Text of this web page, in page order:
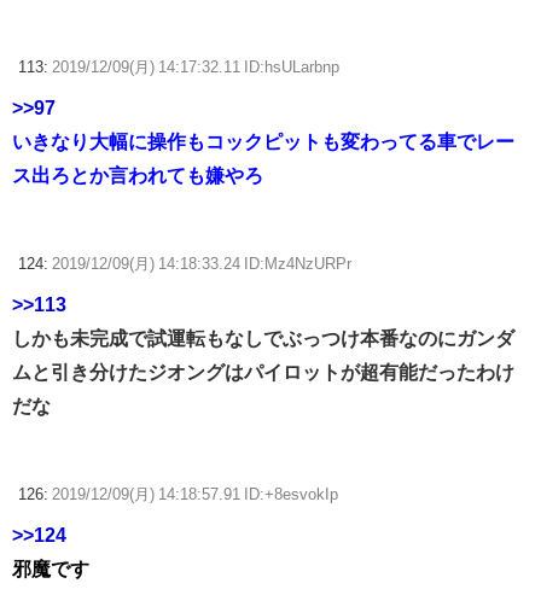
113: 2019/12/09(月) 14:17:32.11 ID:hsULarbnp
>>97
いきなり大幅に操作もコックピットも変わってる車でレー
ス出ろとか言われても嫌やろ
124: 2019/12/09(月) 14:18:33.24 ID:Mz4NzURPr
>>113
しかも未完成で試運転もなしでぶっつけ本番なのにガンダ
ムと引き分けたジオングはパイロットが超有能だったわけ
だな
126: 2019/12/09(月) 14:18:57.91 ID:+8esvokIp
>>124
邪魔です